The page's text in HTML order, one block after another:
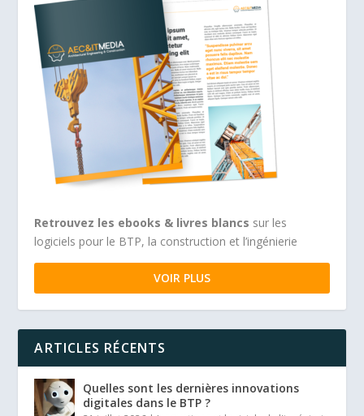
Retrouvez les ebooks & livres blancs sur les
logiciels pour le BTP, la construction et l’ingénierie
VOIR PLUS
ARTICLES RÉCENTS
Quelles sont les dernières innovations
digitales dans le BTP ?